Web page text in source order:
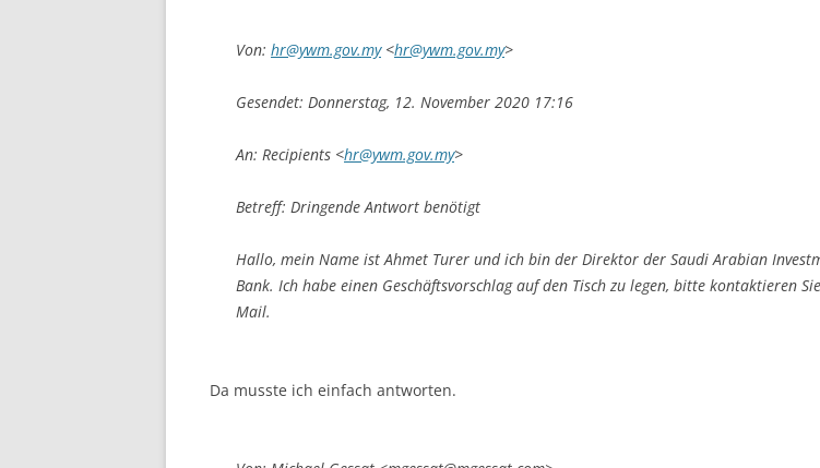
Von: hr@ywm.gov.my<hr@ywm.gov.my>
Gesendet: Donnerstag, 12. November 2020 17:16
An: Recipients <hr@ywm.gov.my>
Betreff: Dringende Antwort benötigt
Hallo, mein Name ist Ahmet Turer und ich bin der Direktor der Saudi Arabian
Bank. Ich habe einen Geschäftsvorschlag auf den Tisch zu legen, bitte kontaktieren
Mail.
Da musste ich einfach antworten.